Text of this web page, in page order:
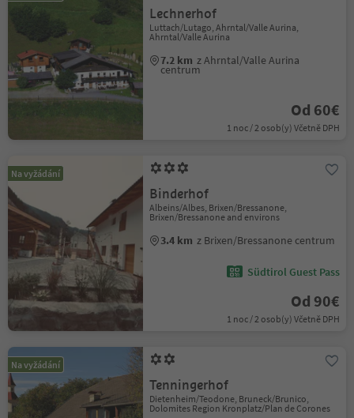
Lechnerhof
Luttach/Lutago, Ahrntal/Valle Aurina,
Ahrntal/Valle Aurina
7.2 km z Ahrntal/Valle Aurina
centrum
Od 60€
1 noc / 2 osob(y) Včetně DPH
Na vyžádání
Binderhof
Albeins/Albes, Brixen/Bressanone,
Brixen/Bressanone and environs
3.4 km z Brixen/Bressanone centrum
Südtirol Guest Pass
Od 90€
1 noc / 2 osob(y) Včetně DPH
Na vyžádání
Tenningerhof
Dietenheim/Teodone, Bruneck/Brunico,
Dolomites Region Kronplatz/Plan de Corones